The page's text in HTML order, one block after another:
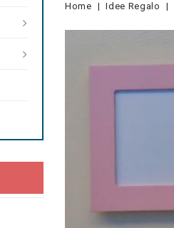
Home Idee Regalo